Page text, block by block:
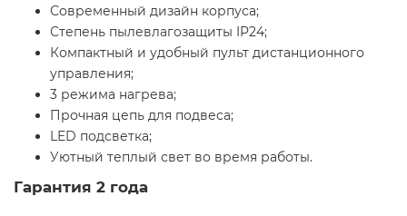
Современный дизайн корпуса;
Степень пылевлагозащиты IP24;
Компактный и удобный пульт дистанционного
управления;
3 режима нагрева;
Прочная цепь для подвеса;
LED подсветка;
Уютный теплый свет во время работы.
Гарантия 2 года